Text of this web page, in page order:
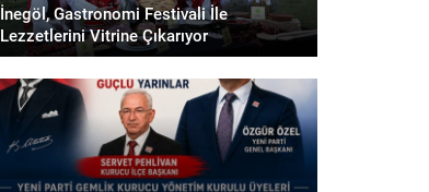
İnegöl, Gastronomi Festivali İle
Lezzetlerini Vitrine Çıkarıyor